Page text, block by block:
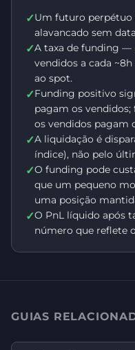
✓Um futuro
alavancado sem
✓A taxa de funding —
vendidos a cada
ao spot.
✓Funding positivo
pagam os
os vendidos pagam
✓A liquidação é
índice), não pelo
✓O funding pode
que um pequeno
uma posição
✓O PnL líquido após
número que reflete
GUIAS